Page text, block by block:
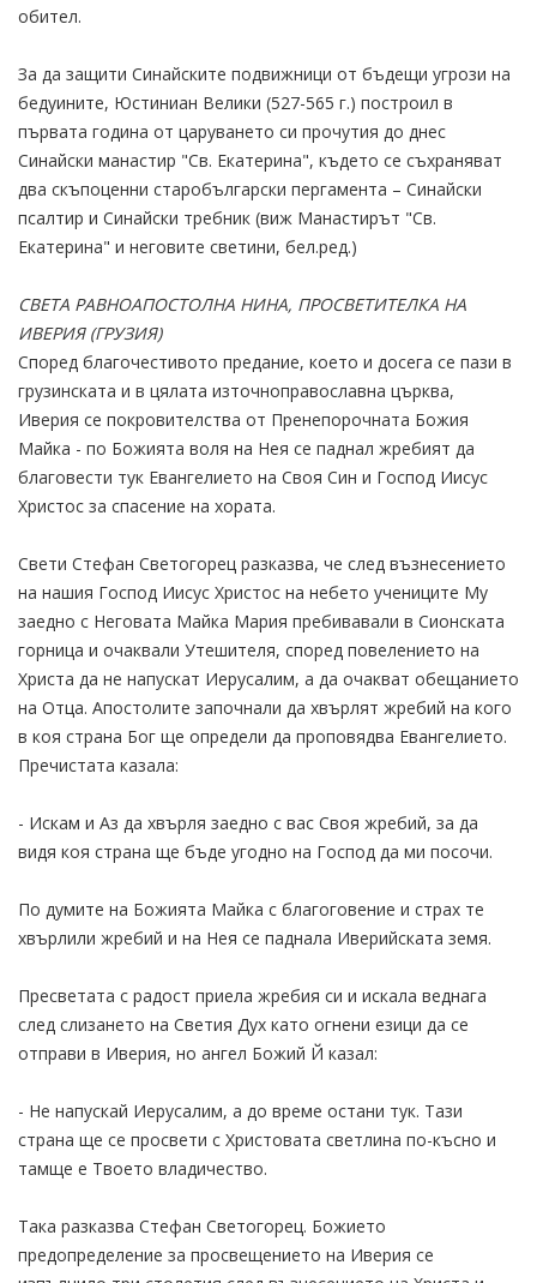
обител.
За да защити Синайските подвижници от бъдещи угрози на
бедуините, Юстиниан Велики (527-565 г.) построил в
първата година от царуването си прочутия до днес
Синайски манастир "Св. Екатерина", където се съхраняват
два скъпоценни старобългарски пергамента – Синайски
псалтир и Синайски требник (виж Mанастирът "Св.
Екатерина" и неговите светини, бел.ред.)
СВЕТА РАВНОАПОСТОЛНА НИНА, ПРОСВЕТИТЕЛКА НА
ИВЕРИЯ (ГРУЗИЯ)
Според благочестивото предание, което и досега се пази в
грузинската и в цялата източноправославна църква,
Иверия се покровителства от Пренепорочната Божия
Майка - по Божията воля на Нея се паднал жребият да
благовести тук Евангелието на Своя Син и Господ Иисус
Христос за спасение на хората.
Свети Стефан Светогорец разказва, че след възнесението
на нашия Господ Иисус Христос на небето учениците Му
заедно с Неговата Майка Мария пребивавали в Сионската
горница и очаквали Утешителя, според повелението на
Христа да не напускат Иерусалим, а да очакват обещанието
на Отца. Апостолите започнали да хвърлят жребий на кого
в коя страна Бог ще определи да проповядва Евангелието.
Пречистата казала:
- Искам и Аз да хвърля заедно с вас Своя жребий, за да
видя коя страна ще бъде угодно на Господ да ми посочи.
По думите на Божията Майка с благоговение и страх те
хвърлили жребий и на Нея се паднала Иверийската земя.
Пресветата с радост приела жребия си и искала веднага
след слизането на Светия Дух като огнени езици да се
отправи в Иверия, но ангел Божий Й казал:
- Не напускай Иерусалим, а до време остани тук. Тази
страна ще се просвети с Христовата светлина по-късно и
тамще е Твоето владичество.
Така разказва Стефан Светогорец. Божието
предопределение за просвещението на Иверия се